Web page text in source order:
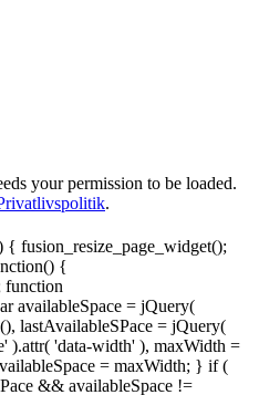
your permission to be loaded.
.
fusion_resize_page_widget();
{
function
availableSpace = jQuery(
lastAvailableSPace = jQuery(
).attr( 'data-width' ), maxWidth =
= maxWidth; } if (
&& availableSpace !=